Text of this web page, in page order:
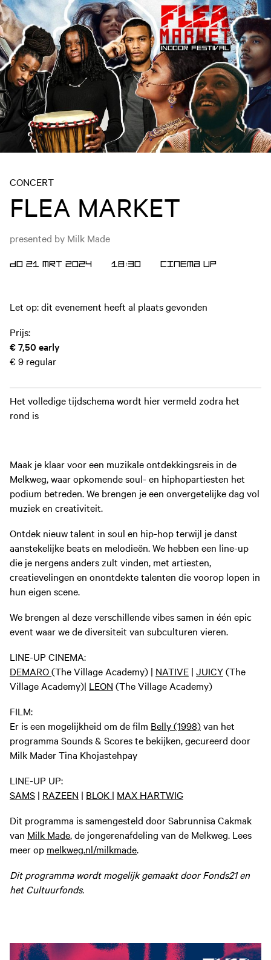
CONCERT
FLEA MARKET
presented by Milk Made
DO 21 MRT 2024 18:30 Cinema UP
Let op: dit evenement heeft al plaats gevonden
Prijs:
€ 7,50 early
€ 9 regular
Het volledige tijdschema wordt hier vermeld zodra het
rond is
Maak je klaar voor een muzikale ontdekkingsreis in de
Melkweg, waar opkomende soul- en hiphopartiesten het
podium betreden. We brengen je een onvergetelijke dag vol
muziek en creativiteit.
Ontdek nieuw talent in soul en hip-hop terwijl je danst
aanstekelijke beats en melodieën. We hebben een line-up
die je nergens anders zult vinden, met artiesten,
creatievelingen en onontdekte talenten die voorop lopen in
hun eigen scene.
We brengen al deze verschillende vibes samen in één epic
event waar we de diversiteit van subculturen vieren.
LINE-UP CINEMA:
DEMARO(The Village Academy) | NATIVE | JUICY(The
Village Academy)| LEON (The Village Academy)
FILM:
Er is een mogelijkheid om de film Belly (1998)van het
programma Sounds & Scores te bekijken, gecureerd door
Milk Mader Tina Khojastehpay
LINE-UP UP:
SAMS | RAZEEN | BLOK | MAX HARTWIG
Dit programma is samengesteld door Sabrunnisa Cakmak
van Milk Made, de jongerenafdeling van de Melkweg. Lees
meer op melkweg.nl/milkmade.
Dit programma wordt mogelijk gemaakt door Fonds21 en
het Cultuurfonds.